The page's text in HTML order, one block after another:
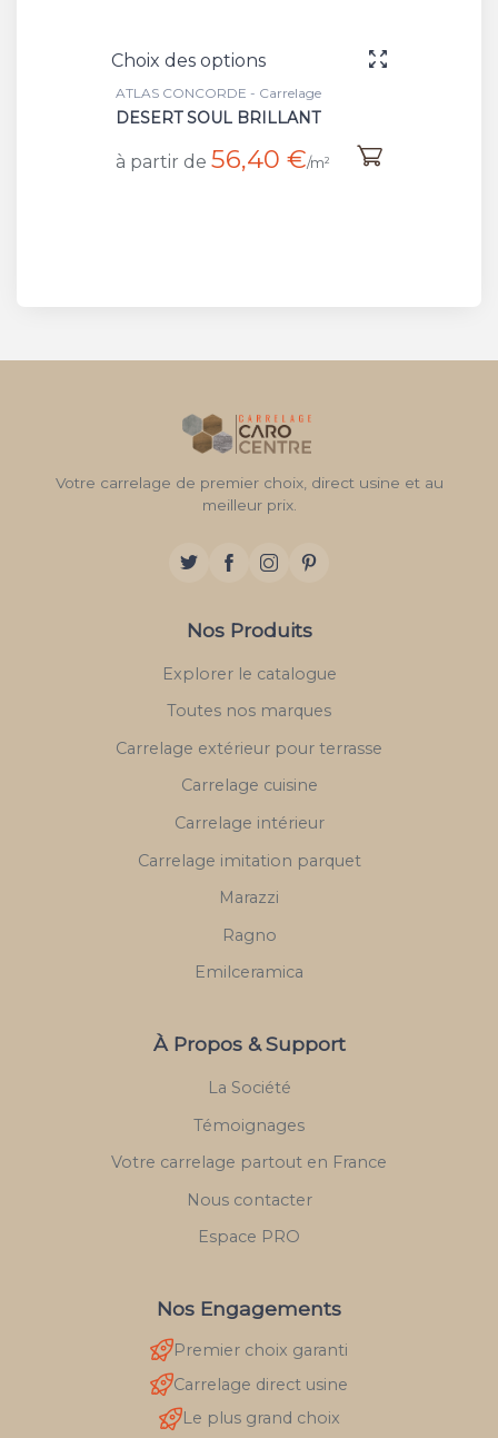
Choix des options
ATLAS CONCORDE - Carrelage
DESERT SOUL BRILLANT
à partir de 56,40 €/m²
Votre carrelage de premier choix, direct usine et au
meilleur prix.
Nos Produits
Explorer le catalogue
Toutes nos marques
Carrelage extérieur pour terrasse
Carrelage cuisine
Carrelage intérieur
Carrelage imitation parquet
Marazzi
Ragno
Emilceramica
À Propos & Support
La Société
Témoignages
Votre carrelage partout en France
Nous contacter
Espace PRO
Nos Engagements
Premier choix garanti
Carrelage direct usine
Le plus grand choix